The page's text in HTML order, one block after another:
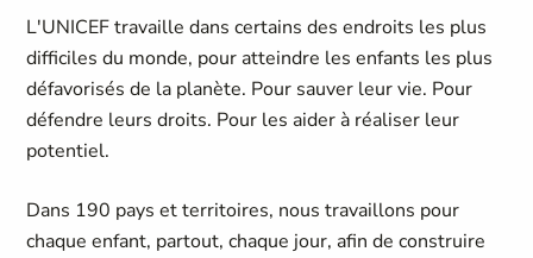
L'UNICEF travaille dans certains des endroits les plus
difficiles du monde, pour atteindre les enfants les plus
défavorisés de la planète. Pour sauver leur vie. Pour
défendre leurs droits. Pour les aider à réaliser leur
potentiel.
Dans 190 pays et territoires, nous travaillons pour
chaque enfant, partout, chaque jour, afin de construire